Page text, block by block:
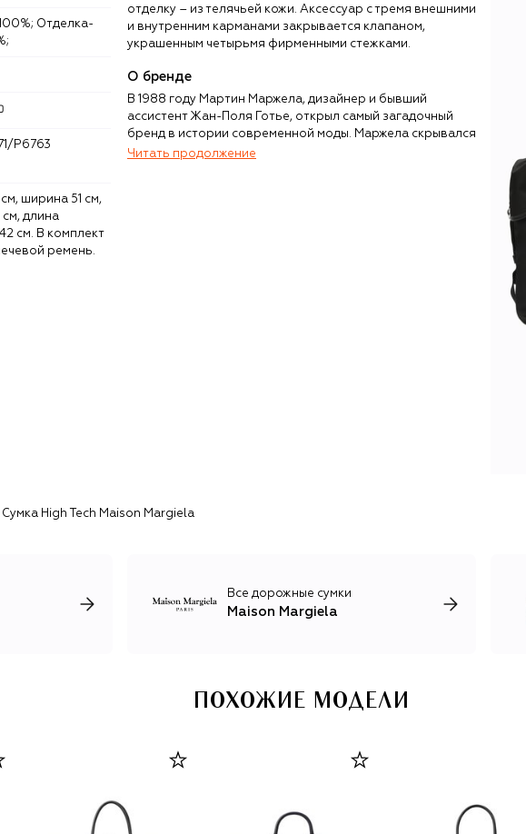
P6763
см, длина
см. В комплект
ремень.
отделку – из телячьей кожи. Аксессуар с тремя внешними
и внутренним карманами закрывается клапаном,
украшенным четырьмя фирменными стежками.
О бренде
В 1988 году Мартин Маржела, дизайнер и бывший
ассистент Жан-Поля Готье, открыл самый загадочный
бренд в истории современной моды. Маржела скрывался
от журналистов, отказался от логотипа, заменив его
бельгиец, выпускник Антверпенской королевской
Читать продолжение
Сумка High Tech Maison Margiela
Все дорожные сумки
Maison Margiela
ПОХОЖИЕ МОДЕЛИ